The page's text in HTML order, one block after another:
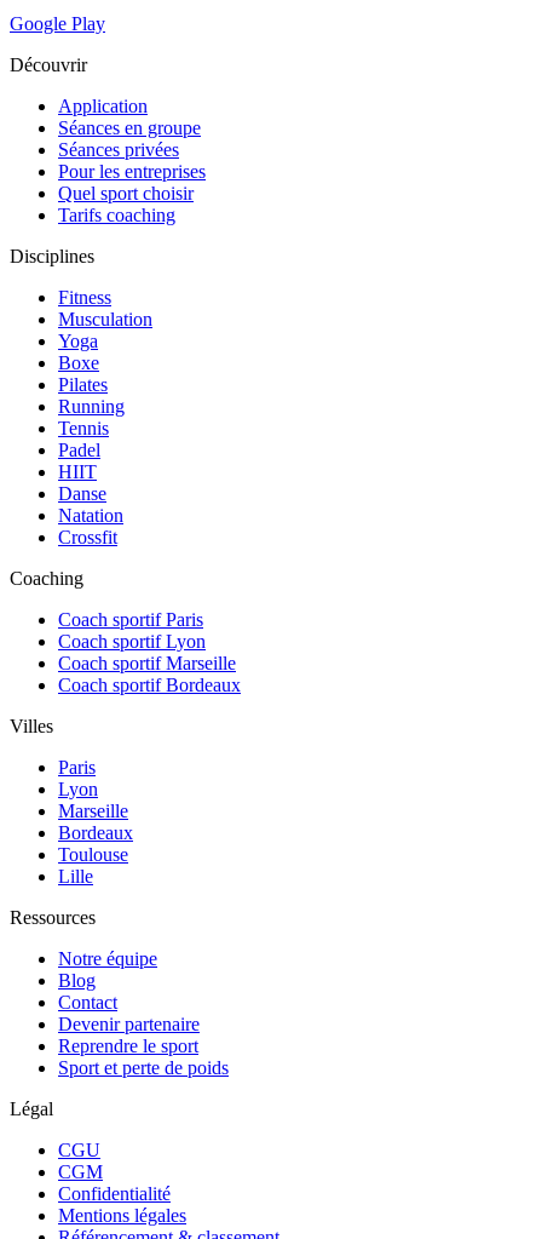
Google Play
Découvrir
Application
Séances en groupe
Séances privées
Pour les entreprises
Quel sport choisir
Tarifs coaching
Disciplines
Fitness
Musculation
Yoga
Boxe
Pilates
Running
Tennis
Padel
HIIT
Danse
Natation
Crossfit
Coaching
Coach sportif Paris
Coach sportif Lyon
Coach sportif Marseille
Coach sportif Bordeaux
Villes
Paris
Lyon
Marseille
Bordeaux
Toulouse
Lille
Ressources
Notre équipe
Blog
Contact
Devenir partenaire
Reprendre le sport
Sport et perte de poids
Légal
CGU
CGM
Confidentialité
Mentions légales